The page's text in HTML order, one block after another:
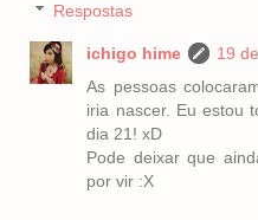
Respostas
ichigo hime
19
As pessoas
iria nascer. Eu estou
dia 21! xD
Pode deixar que
por vir :X